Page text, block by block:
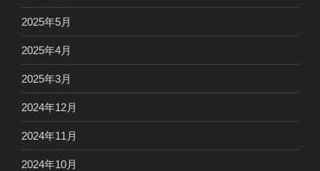
2025年5月
2025年4月
2025年3月
2024年12月
2024年11月
2024年10月